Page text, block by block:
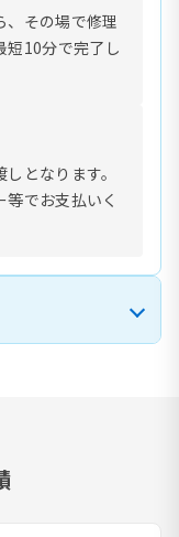
、その場で修理
短10分で完了し
となります。
でお支払いく